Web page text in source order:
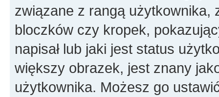
związane z rangą użytkownika,
bloczków czy kropek,
napisał lub jaki jest status
większy obrazek, jest znany
użytkownika. Możesz go